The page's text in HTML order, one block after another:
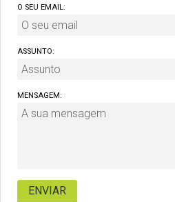
O SEU EMAIL:
ASSUNTO:
MENSAGEM: